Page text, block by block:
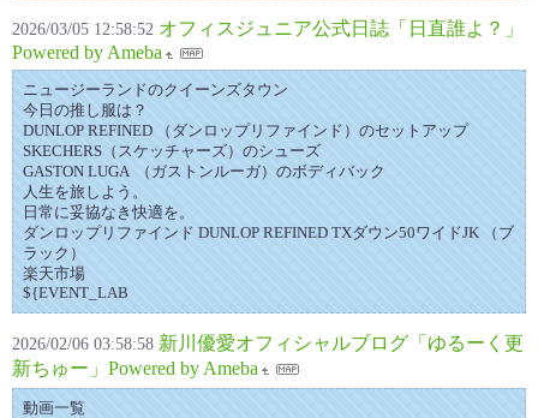
2026/03/05 12:58:52 オフィスジュニア公式日誌「日直誰よ？」
Powered by Ameba
ニュージーランドのクイーンズタウン
今日の推し服は？
DUNLOP REFINED （ダンロップリファインド）のセットアップ
SKECHERS（スケッチャーズ）のシューズ
GASTON LUGA （ガストンルーガ）のボディバック
人生を旅しよう。
日常に妥協なき快適を。
ダンロップリファインド DUNLOP REFINED TXダウン50ワイドJK （ブ
ラック）
楽天市場
${EVENT_LAB
2026/02/06 03:58:58 新川優愛オフィシャルブログ「ゆるーく更
新ちゅー」Powered by Ameba
動画一覧